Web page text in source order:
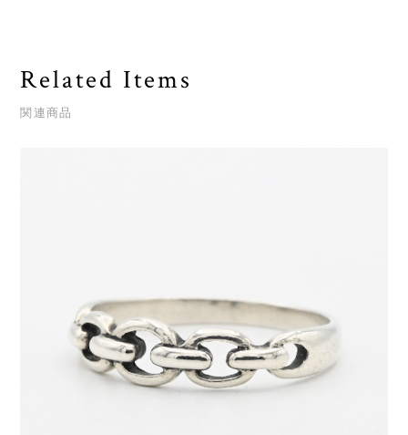
Related Items
関連商品